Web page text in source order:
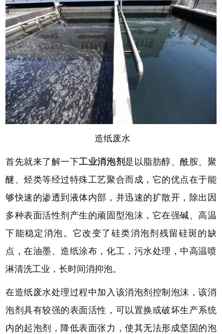
造纸废水
首先就来了解一下工业消泡剂 是以脂肪醇、酰胺、聚
醚、烃类等经过特殊工艺聚合而成，它的优点在于能
够快速的渗透到液体内部，并迅速的扩散开，除出因
多种表面活性剂产生的顽固型泡沫，它在强碱、高温
下能稳定消泡。它改变了硅类消泡剂残留硅斑的缺
点，在油墨、造纸涂布，化工，污水处理，中高温喷
淋清洗工业，长时间消抑泡。
在造纸废水处理过程中加入 该消泡剂控制泡沫，该消
泡剂具有较强的表面活性，可以置换或破坏生产系统
内的起泡剂，降低表面张力，使其无法形成坚固的泡